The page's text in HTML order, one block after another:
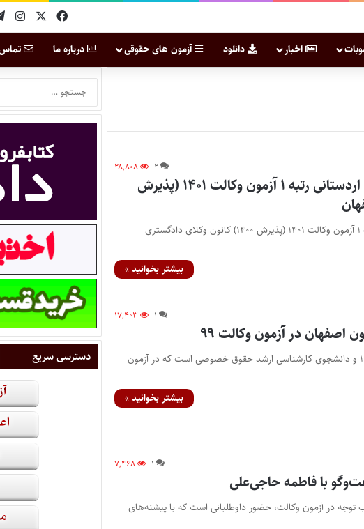
اخبار دانلود آزمون های حقوقی درباره ما
۲ ۲۸,۸۰۸
گفت‌وگو با محمد حسین معصومی اردستانی رتبه ۱ آزمون وکالت ۱۴۰۱ (پذیرش
گفت‌وگو با محمد حسین معصومی اردستانی رتبه ۱ آزمون وکالت ۱۴۰۱ (پذیرش ۱۴۰۰) کانون وکلای دادگستری
بیشتر بخوانید »
۱ ۱۷,۴۰۳
پایگاه خبری اختبار- علی شریفی متولد سال ۱۳۶۷ و دانشجوی کارشناسی ارشد حقوق خصوصی است که در آزمون
بیشتر بخوانید »
۱ ۷,۴۶۸
با فاطمه حاجی‌علی
توجه در آزمون وکالت، حضور داوطلبانی است که با پیشنه‌های
دسترسی سریع